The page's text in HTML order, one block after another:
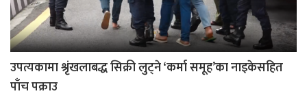
उपत्यकामा श्रृंखलाबद्ध सिक्री लुट्ने ‘कर्मा समूह’का नाइकेसहित
पाँच पक्राउ